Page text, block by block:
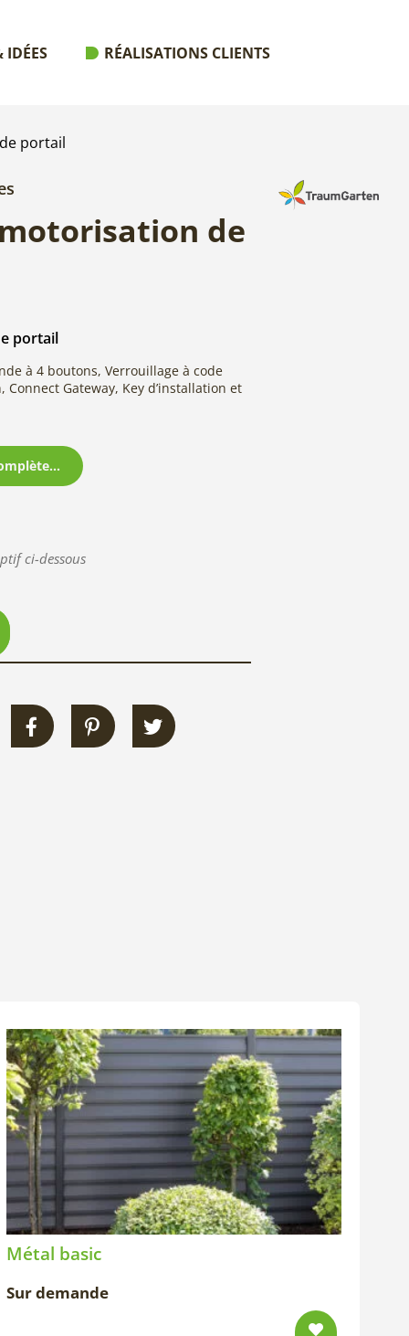
IDÉES RÉALISATIONS CLIENTS
portail
de
portail
à 4 boutons, Verrouillage à code
Gateway, Key d’installation et
ci-dessous
Métal basic
Sur demande